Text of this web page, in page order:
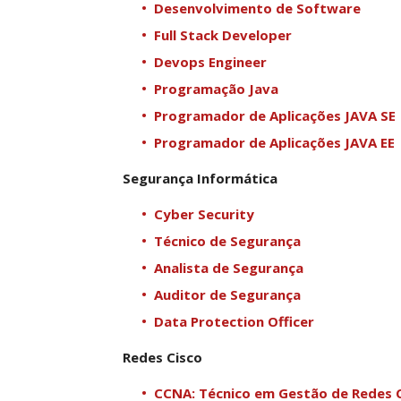
Desenvolvimento de Software
Full Stack Developer
Devops Engineer
Programação Java
Programador de Aplicações JAVA SE
Programador de Aplicações JAVA EE
Segurança Informática
Cyber Security
Técnico de Segurança
Analista de Segurança
Auditor de Segurança
Data Protection Officer
Redes Cisco
CCNA: Técnico em Gestão de Redes